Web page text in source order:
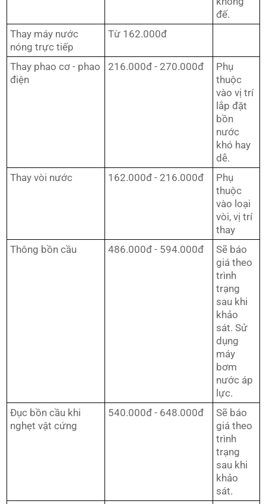
đế.
Thay máy nước
nóng trực tiếp
Từ 162.000đ
Thay phao cơ - phao
điện
216.000đ - 270.000đ
Phụ
thuộc
vào vị trí
lắp đặt
bồn
nước
khó hay
dễ.
Thay vòi nước
162.000đ - 216.000đ
Phụ
thuộc
vào loại
vòi, vị trí
thay
Thông bồn cầu
486.000đ - 594.000đ
Sẽ báo
giá theo
trình
trạng
sau khi
khảo
sát. Sử
dụng
máy
bơm
nước áp
lực.
Đục bồn cầu khi
nghẹt vật cứng
540.000đ - 648.000đ
Sẽ báo
giá theo
trình
trạng
sau khi
khảo
sát.